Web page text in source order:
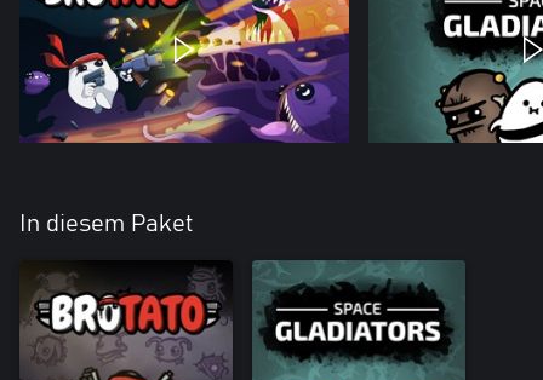
In diesem Paket